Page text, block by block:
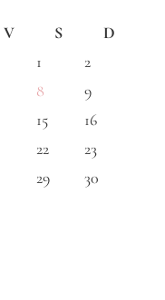
V S
D
1
2
8
9
15
16
22
23
29
30